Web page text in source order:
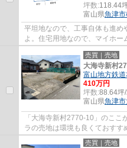
坪数:118.44
富山県魚津市
平坦地なので、工事自体も進め
よ。住宅用地なので、マイホ
は391.56㎡(公簿)でございます
売買｜売地
大海寺新村
富山地方鉄道
410万円
坪数:88.64坪
富山県魚津市
「大海寺新村2770-10」のこ
ラの売地は環境も良くておす
チオシの土地です。イチオシの
売買｜売地